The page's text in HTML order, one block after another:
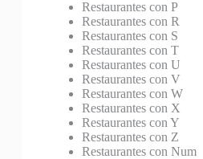
Restaurantes con P
Restaurantes con R
Restaurantes con S
Restaurantes con T
Restaurantes con U
Restaurantes con V
Restaurantes con W
Restaurantes con X
Restaurantes con Y
Restaurantes con Z
Restaurantes con Num